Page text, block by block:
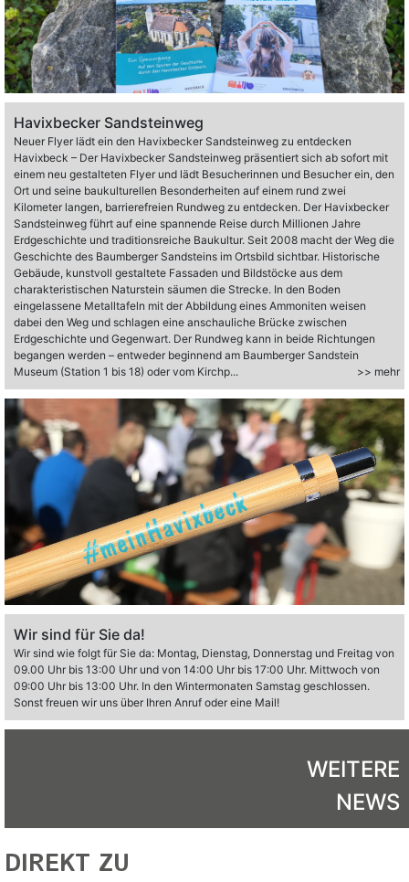
Havixbecker Sandsteinweg
Neuer Flyer lädt ein den Havixbecker Sandsteinweg zu entdecken
Havixbeck – Der Havixbecker Sandsteinweg präsentiert sich ab sofort mit
einem neu gestalteten Flyer und lädt Besucherinnen und Besucher ein, den
Ort und seine baukulturellen Besonderheiten auf einem rund zwei
Kilometer langen, barrierefreien Rundweg zu entdecken. Der Havixbecker
Sandsteinweg führt auf eine spannende Reise durch Millionen Jahre
Erdgeschichte und traditionsreiche Baukultur. Seit 2008 macht der Weg die
Geschichte des Baumberger Sandsteins im Ortsbild sichtbar. Historische
Gebäude, kunstvoll gestaltete Fassaden und Bildstöcke aus dem
charakteristischen Naturstein säumen die Strecke. In den Boden
eingelassene Metalltafeln mit der Abbildung eines Ammoniten weisen
dabei den Weg und schlagen eine anschauliche Brücke zwischen
Erdgeschichte und Gegenwart. Der Rundweg kann in beide Richtungen
begangen werden – entweder beginnend am Baumberger Sandstein
Museum (Station 1 bis 18) oder vom Kirchp...
>> mehr
Wir sind für Sie da!
Wir sind wie folgt für Sie da: Montag, Dienstag, Donnerstag und Freitag von
09.00 Uhr bis 13:00 Uhr und von 14:00 Uhr bis 17:00 Uhr. Mittwoch von
09:00 Uhr bis 13:00 Uhr. In den Wintermonaten Samstag geschlossen.
Sonst freuen wir uns über Ihren Anruf oder eine Mail!
WEITERE
NEWS
DIREKT ZU